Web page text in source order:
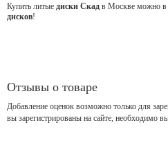
Купить литые диски Скад в Москве можно
дисков!
Отзывы о товаре
Добавление оценок возможно только для
вы зарегистрированы на сайте, необходимо